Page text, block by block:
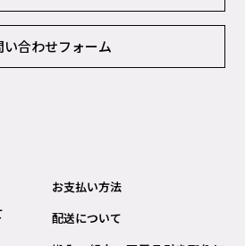
い合わせフォーム
お支払い方法
配送について